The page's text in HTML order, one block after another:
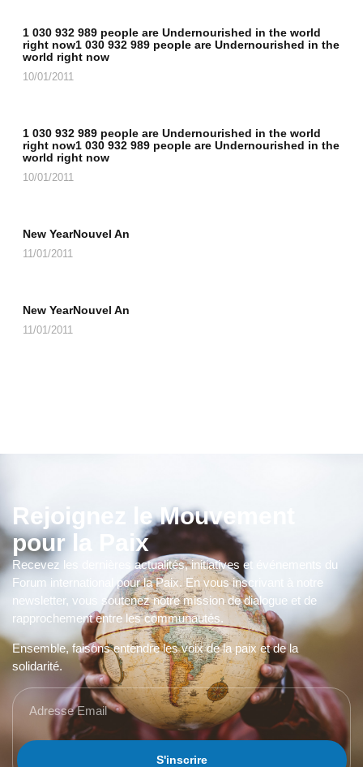
1 030 932 989 people are Undernourished in the world
right now1 030 932 989 people are Undernourished in the
world right now
10/01/2011
1 030 932 989 people are Undernourished in the world
right now1 030 932 989 people are Undernourished in the
world right now
10/01/2011
New YearNouvel An
11/01/2011
New YearNouvel An
11/01/2011
Rejoignez le Mouvement
pour la Paix
Recevez les dernières actualités, initiatives et événements du
Forum international pour la Paix. En vous inscrivant à notre
newsletter, vous soutenez notre mission de dialogue et de
rapprochement entre les communautés.
Ensemble, faisons entendre les voix de la paix et de la
solidarité.
S'inscrire